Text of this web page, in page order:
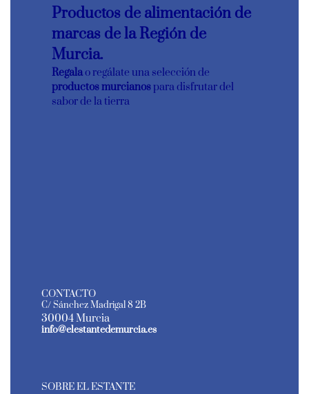
Productos de alimentación de
marcas de la Región de
Murcia.
Regalao regálate una selección de
productos murcianospara disfrutar del
sabor de la tierra
CONTACTO
C/ Sánchez Madrigal 8 2B
30004 Murcia
info@elestantedemurcia.es
SOBRE EL ESTANTE